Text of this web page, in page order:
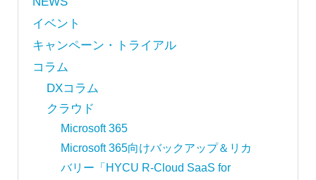
イベント
キャンペーン・トライアル
コラム
DXコラム
クラウド
Microsoft 365
Microsoft 365向けバックアップ＆リカ
バリー「HYCU R-Cloud SaaS for